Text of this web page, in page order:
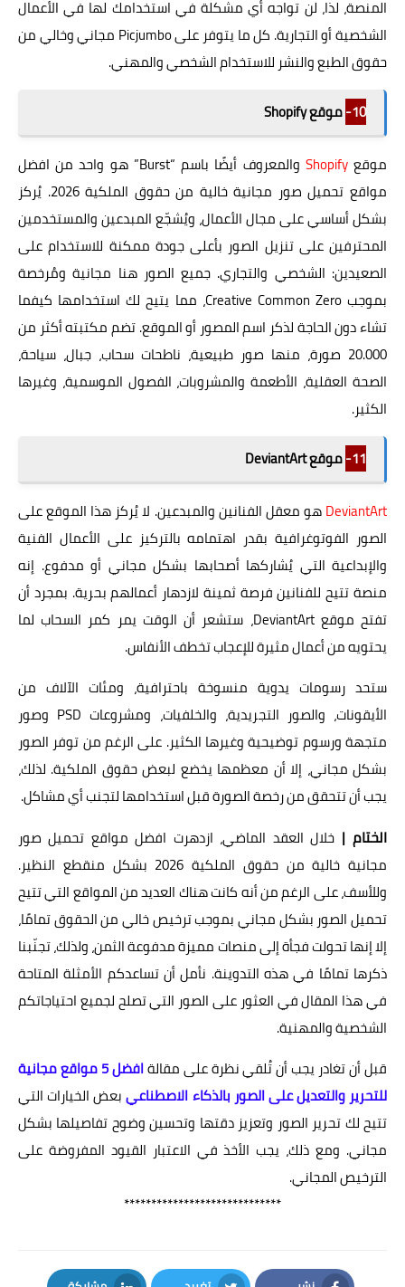
المنصة، لذا، لن تواجه أي مشكلة في استخدامك لها في الأعمال
الشخصية أو التجارية. كل ما يتوفر على Picjumbo مجاني وخالي من
حقوق الطبع والنشر للاستخدام الشخصي والمهني.
10- موقع Shopify
موقعShopify
والمعروف أيضًا باسم “Burst” هو واحد من افضل
مواقع تحميل صور مجانية خالية من حقوق الملكية 2026. يُركز
بشكل أساسي على مجال الأعمال، ويُشجّع المبدعين والمستخدمين
المحترفين على تنزيل الصور بأعلى جودة ممكنة للاستخدام على
الصعيدين: الشخصي والتجاري. جميع الصور هنا مجانية ومُرخصة
بموجب Creative Common Zero، مما يتيح لك استخدامها كيفما
تشاء دون الحاجة لذكر اسم المصور أو الموقع. تضم مكتبته أكثر من
20.000 صورة، منها صور طبيعية، ناطحات سحاب، جبال، سياحة،
الصحة العقلية، الأطعمة والمشروبات، الفصول الموسمية، وغيرها
الكثير.
11- موقع DeviantArt
DeviantArtهو معقل الفنانين والمبدعين. لا يُركز هذا الموقع على
الصور الفوتوغرافية بقدر اهتمامه بالتركيز على الأعمال الفنية
والإبداعية التي يُشاركها أصحابها بشكل مجاني أو مدفوع. إنه
منصة تتيح للفنانين فرصة ثمينة لازدهار أعمالهم بحرية. بمجرد أن
تفتح موقع DeviantArt، ستشعر أن الوقت يمر كمر السحاب لما
يحتويه من أعمال مثيرة للإعجاب تخطف الأنفاس.
ستحد رسومات يدوية منسوخة باحترافية، ومئات الآلاف من
الأيقونات، والصور التجريدية، والخلفيات، ومشروعات PSD وصور
متجهة ورسوم توضيحية وغيرها الكثير. على الرغم من توفر الصور
بشكل مجاني، إلا أن معظمها يخضع لبعض حقوق الملكية. لذلك،
يجب أن تتحقق من رخصة الصورة قبل استخدامها لتجنب أي مشاكل.
الختام | خلال العقد الماضي، ازدهرت افضل مواقع تحميل صور
مجانية خالية من حقوق الملكية 2026 بشكل منقطع النظير.
وللأسف، على الرغم من أنه كانت هناك العديد من المواقع التي تتيح
تحميل الصور بشكل مجاني بموجب ترخيص خالي من الحقوق تمامًا،
إلا إنها تحولت فجأة إلى منصات مميزة مدفوعة الثمن، ولذلك، تجنّبنا
ذكرها تمامًا في هذه التدوينة. نأمل أن تساعدكم الأمثلة المتاحة
في هذا المقال في العثور على الصور التي تصلح لجميع احتياجاتكم
الشخصية والمهنية.
قبل أن تغادر يجب أن تُلقي نظرة على مقالة
افضل 5 مواقع مجانية
للتحرير والتعديل على الصور بالذكاء الاصطناعيبعض الخيارات التي
تتيح لك تحرير الصور وتعزيز دقتها وتحسين وضوح تفاصيلها بشكل
مجاني. ومع ذلك، يجب الأخذ في الاعتبار القيود المفروضة على
الترخيص المجاني.
*****************************